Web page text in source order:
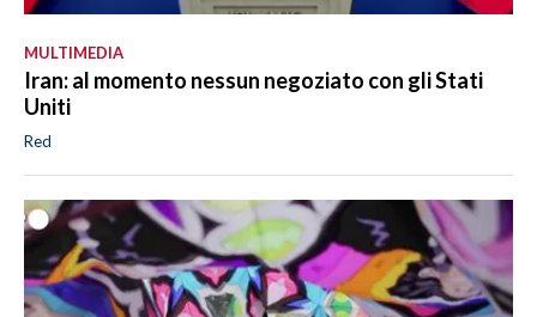
MULTIMEDIA
Iran: al momento nessun negoziato con gli Stati
Uniti
Red